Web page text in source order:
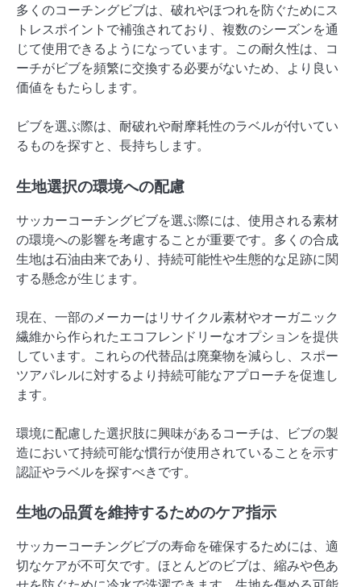
多くのコーチングビブは、破れやほつれを防ぐためにス
トレスポイントで補強されており、複数のシーズンを通
じて使用できるようになっています。この耐久性は、コ
ーチがビブを頻繁に交換する必要がないため、より良い
価値をもたらします。
ビブを選ぶ際は、耐破れや耐摩耗性のラベルが付いてい
るものを探すと、長持ちします。
生地選択の環境への配慮
サッカーコーチングビブを選ぶ際には、使用される素材
の環境への影響を考慮することが重要です。多くの合成
生地は石油由来であり、持続可能性や生態的な足跡に関
する懸念が生じます。
現在、一部のメーカーはリサイクル素材やオーガニック
繊維から作られたエコフレンドリーなオプションを提供
しています。これらの代替品は廃棄物を減らし、スポー
ツアパレルに対するより持続可能なアプローチを促進し
ます。
環境に配慮した選択肢に興味があるコーチは、ビブの製
造において持続可能な慣行が使用されていることを示す
認証やラベルを探すべきです。
生地の品質を維持するためのケア指示
サッカーコーチングビブの寿命を確保するためには、適
切なケアが不可欠です。ほとんどのビブは、縮みや色あ